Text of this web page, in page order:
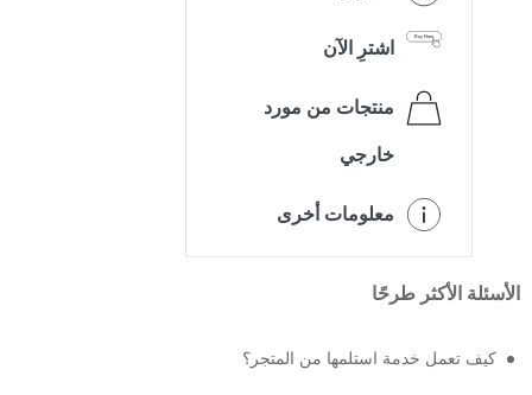
اشترِ الآن
منتجات من مورد
خارجي
معلومات أخرى
الأسئلة الأكثر طرحًا
كيف تعمل خدمة استلمها من المتجر؟